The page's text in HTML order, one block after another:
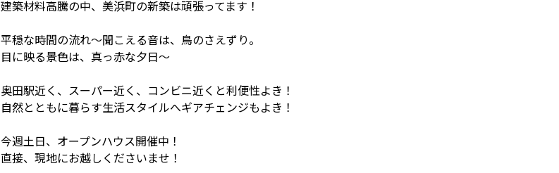
建築材料高騰の中、美浜町の新築は頑張ってます！
平穏な時間の流れ～聞こえる音は、鳥のさえずり。
目に映る景色は、真っ赤な夕日～
奥田駅近く、スーパー近く、コンビニ近くと利便性よき！
自然とともに暮らす生活スタイルへギアチェンジもよき！
今週土日、オープンハウス開催中！
直接、現地にお越しくださいませ！